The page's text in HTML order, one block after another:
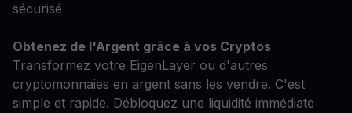
sécurisé
Obtenez de l'Argent grâce à vos Cryptos
Transformez votre EigenLayer ou d'autres
cryptomonnaies en argent sans les vendre. C'est
simple et rapide. Débloquez une liquidité immédiate